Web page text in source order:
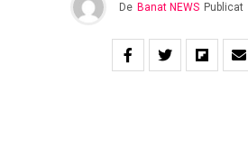
De Banat NEWS Publicat